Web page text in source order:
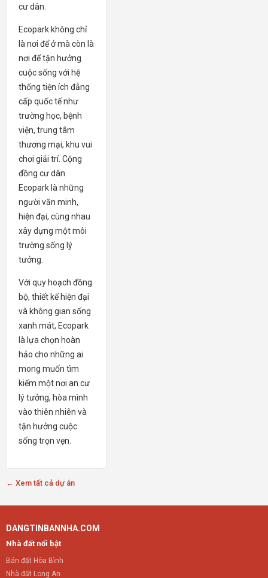
cư dân.
Ecopark không chỉ
là nơi để ở mà còn là
nơi để tận hưởng
cuộc sống với hệ
thống tiện ích đẳng
cấp quốc tế như
trường học, bệnh
viện, trung tâm
thương mại, khu vui
chơi giải trí. Cộng
đồng cư dân
Ecopark là những
người văn minh,
hiện đại, cùng nhau
xây dựng một môi
trường sống lý
tưởng.
Với quy hoạch đồng
bộ, thiết kế hiện đại
và không gian sống
xanh mát, Ecopark
là lựa chọn hoàn
hảo cho những ai
mong muốn tìm
kiếm một nơi an cư
lý tưởng, hòa mình
vào thiên nhiên và
tận hưởng cuộc
sống trọn vẹn.
← Xem tất cả dự án
DANGTINBANNHA.COM
Nhà đất nổi bật
Bán đất Hòa Bình
Nhà đất Long An